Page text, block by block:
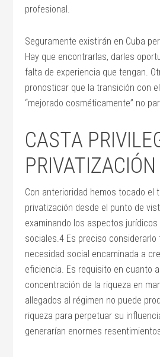
profesional.
Seguramente existirán en Cuba
Hay que encontrarlas, darles
falta de experiencia que tengan.
pronosticar que la transición con
“mejorado cosméticamente” no
CASTA
PRIVATIZACIÓN
Con anterioridad hemos tocado el
privatización desde el punto de
examinando los aspectos
sociales.4 Es preciso considerarlo
necesidad social encaminada a
eficiencia. Es requisito en cuanto
concentración de la riqueza en
allegados al régimen no puede
riqueza para perpetuar su
generarían enormes